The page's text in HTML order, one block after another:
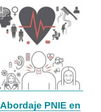
Abordaje PNIE en